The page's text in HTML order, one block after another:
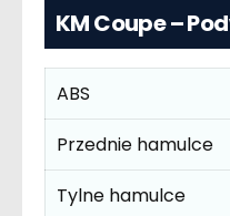
KM Coupe –
ABS
Przednie hamulce
Tylne hamulce